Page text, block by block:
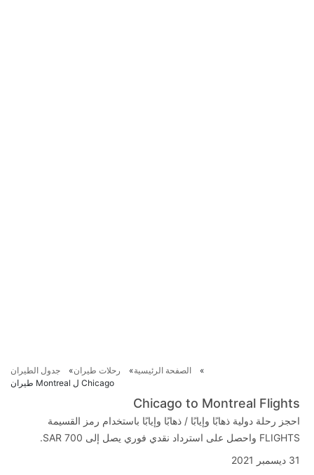
الصفحة الرئيسية رحلات طيران
جدول الطيران
Chicago ل Montreal طيران
Chicago to Montreal Flights
احجز رحلة دولية ذهابًا وإيابًا / ذهابًا وإيابًا باستخدام رمز القسيمة
FLIGHTS واحصل على استرداد نقدي فوري يصل إلى SAR 700.
31 ديسمبر 2021